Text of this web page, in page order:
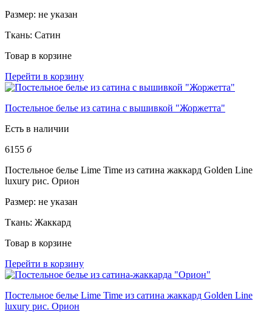
Размер: не указан
Ткань: Сатин
Товар в корзине
Перейти в корзину
Постельное белье из сатина с вышивкой "Жоржетта"
Есть в наличии
6155 б
Постельное белье Lime Time из сатина жаккард Golden Line
luxury рис. Орион
Размер: не указан
Ткань: Жаккард
Товар в корзине
Перейти в корзину
Постельное белье Lime Time из сатина жаккард Golden Line
luxury рис. Орион